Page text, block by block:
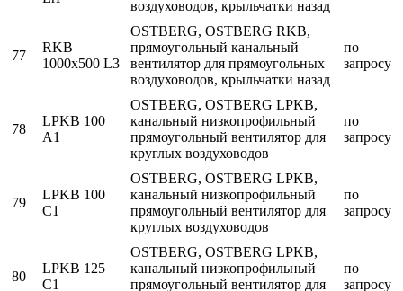
воздуховодов, крыльчатки назад
77
RKB
1000x500 L3
OSTBERG, OSTBERG RKB,
прямоугольный канальный
вентилятор для прямоугольных
воздуховодов, крыльчатки назад
по
запросу
78
LPKB 100
A1
OSTBERG, OSTBERG LPKB,
канальный низкопрофильный
прямоугольный вентилятор для
круглых воздуховодов
по
запросу
79
LPKB 100
C1
OSTBERG, OSTBERG LPKB,
канальный низкопрофильный
прямоугольный вентилятор для
круглых воздуховодов
по
запросу
80
LPKB 125
C1
OSTBERG, OSTBERG LPKB,
канальный низкопрофильный
прямоугольный вентилятор для
по
запросу